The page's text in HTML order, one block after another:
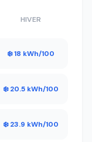
HIVER
❄️ 18 kWh/100
❄️ 20.5 kWh/100
❄️ 23.9 kWh/100